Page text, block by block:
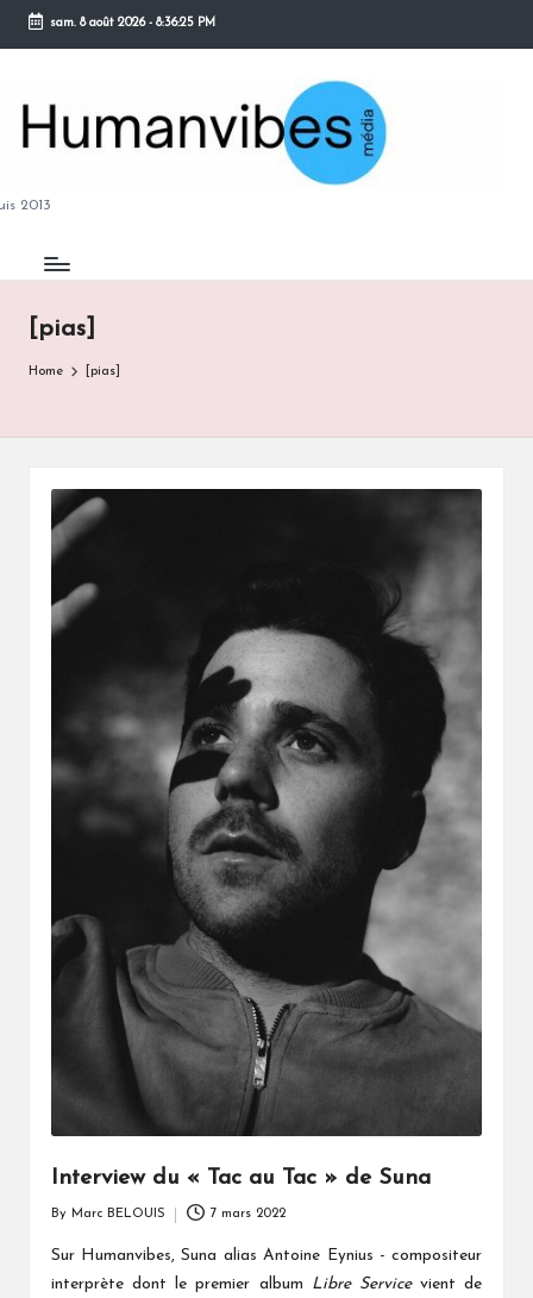
Skip
content
sam. 8 août 2026- 8:36:26 PM
2013
[pias]
Home [pias]
Interview du « Tac au Tac » de Suna
by
By Marc BELOUIS 7 mars 2022
Sur Humanvibes, Suna aliasAntoine Eynius - compositeur
interprète dont le premier album Libre Servicevient de